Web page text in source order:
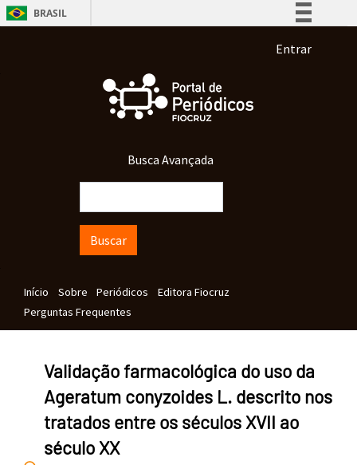
Pular para o conteúdo principal
BRASIL
Participe
Acesso à informação
Menu de
Entrar
Busca Avançada
Navegação principal
Início Sobre Periódicos
Editora Fiocruz
Perguntas Frequentes
Validação farmacológica do uso da
Ageratum conyzoides L. descrito nos
tratados entre os séculos XVII ao
século XX